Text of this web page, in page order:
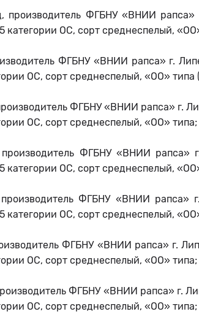
производитель ФГБНУ «ВНИИ рапса»
категории ОС, сорт среднеспелый,
ФГБНУ «ВНИИ рапса» г.
ОС, сорт среднеспелый, «ОО» типа
ФГБНУ «ВНИИ рапса» г.
ОС, сорт среднеспелый, «ОО» типа;
ФГБНУ «ВНИИ рапса»
категории ОС, сорт среднеспелый,
ФГБНУ «ВНИИ рапса»
категории ОС, сорт среднеспелый,
ФГБНУ «ВНИИ рапса» г.
ОС, сорт среднеспелый, «ОО» типа;
ФГБНУ «ВНИИ рапса» г.
ОС, сорт среднеспелый, «ОО» типа;